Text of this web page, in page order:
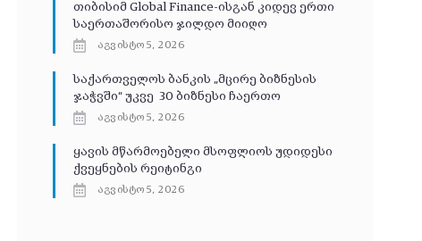
თიბისიმ Global Finance-ისგან კიდევ ერთი
საერთაშორისო ჯილდო მიიღო
აგვისტო 5, 2026
საქართველოს ბანკის „მცირე ბიზნესის
ჯაჭვში“ უკვე 30 ბიზნესი ჩაერთო
აგვისტო 5, 2026
ყავის მწარმოებელი მსოფლიოს უდიდესი
ქვეყნების რეიტინგი
აგვისტო 5, 2026